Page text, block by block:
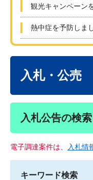
観光キャンペーン
熱中症を予防しま
入札・公売
入札公告の検
電子調達案件は、 入札情
キーワード検索